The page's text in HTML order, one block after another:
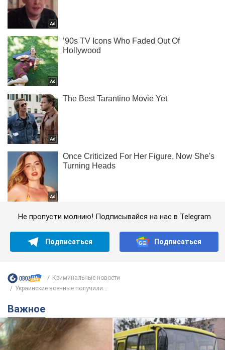
Не пропусти молнию! Подписывайся на нас в Telegram
Подписаться Подписаться
Криминальные новости
Украинские военные получили...
Важное